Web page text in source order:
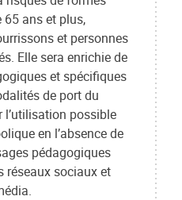
65 ans et plus,
et personnes
Elle sera enrichie de
et spécifiques
de port du
l’utilisation possible
en l’absence de
pédagogiques
réseaux sociaux et